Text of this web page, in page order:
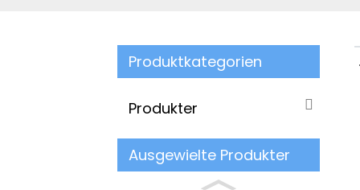
Produktkategorien
Produkter
Ausgewielte Produkter